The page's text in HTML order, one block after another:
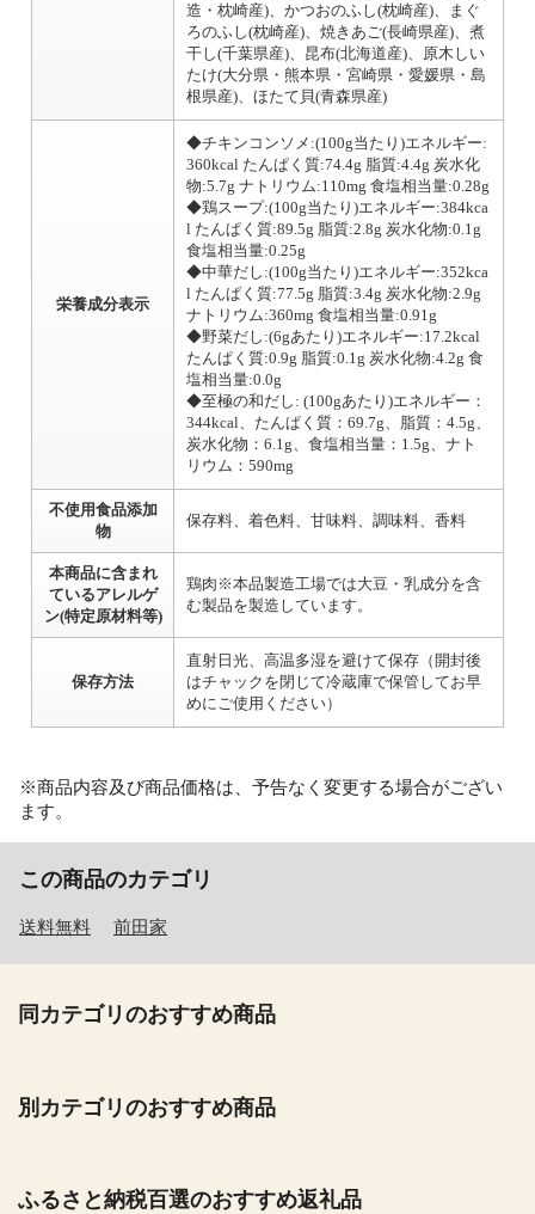
造・枕崎産)、かつおのふし(枕崎産)、まぐ
ろのふし(枕崎産)、焼きあご(長崎県産)、煮
干し(千葉県産)、昆布(北海道産)、原木しい
たけ(大分県・熊本県・宮崎県・愛媛県・島
根県産)、ほたて貝(青森県産)
栄養成分表示
◆チキンコンソメ:(100g当たり)エネルギー:
360kcal たんぱく質:74.4g 脂質:4.4g 炭水化
物:5.7g ナトリウム:110mg 食塩相当量:0.28g
◆鶏スープ:(100g当たり)エネルギー:384kca
l たんぱく質:89.5g 脂質:2.8g 炭水化物:0.1g
食塩相当量:0.25g
◆中華だし:(100g当たり)エネルギー:352kca
l たんぱく質:77.5g 脂質:3.4g 炭水化物:2.9g
ナトリウム:360mg 食塩相当量:0.91g
◆野菜だし:(6gあたり)エネルギー:17.2kcal
たんぱく質:0.9g 脂質:0.1g 炭水化物:4.2g 食
塩相当量:0.0g
◆至極の和だし: (100gあたり)エネルギー：
344kcal、たんぱく質：69.7g、脂質：4.5g、
炭水化物：6.1g、食塩相当量：1.5g、ナト
リウム：590mg
不使用食品添加
物
保存料、着色料、甘味料、調味料、香料
本商品に含まれ
ているアレルゲ
ン(特定原材料等)
鶏肉※本品製造工場では大豆・乳成分を含
む製品を製造しています。
保存方法
直射日光、高温多湿を避けて保存（開封後
はチャックを閉じて冷蔵庫で保管してお早
めにご使用ください）
※商品内容及び商品価格は、予告なく変更する場合がござい
ます。
この商品のカテゴリ
送料無料 前田家
同カテゴリのおすすめ商品
別カテゴリのおすすめ商品
ふるさと納税百選のおすすめ返礼品